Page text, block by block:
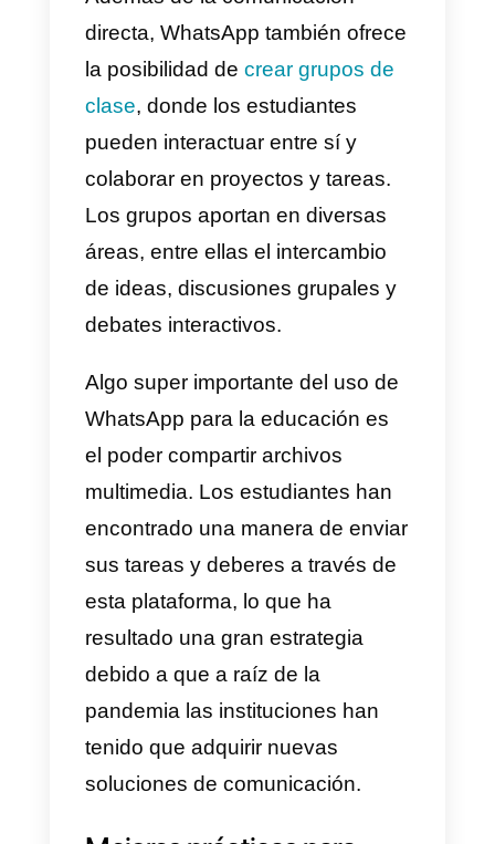
conectadas a WhatsApp!
¿Cómo aprovechar
WhatsApp para la
educación de manera
efectiva?
Una de las principales formas de
aprovechar WhatsAppen el
ámbito educativo es a través de
lacomunicación fluida
profesores y estudiantes. Los
docentes pueden utilizar esta
plataforma para enviar
recordatorios,compartir
materiales educativos
proporcionar retroalimentación
yresponder preguntas